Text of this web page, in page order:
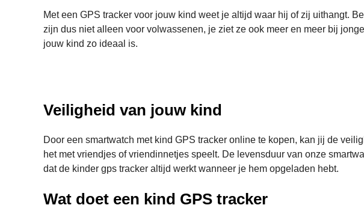
Met een GPS tracker voor jouw kind weet je altijd waar hij of zij uithangt.
zijn dus niet alleen voor volwassenen, je ziet ze ook meer en meer bij
jouw kind zo ideaal is.
Veiligheid van jouw kind
Door een smartwatch met kind GPS tracker online te kopen, kan jij de
het met vriendjes of vriendinnetjes speelt. De levensduur van onze
dat de kinder gps tracker altijd werkt wanneer je hem opgeladen hebt.
Wat doet een kind GPS tracker